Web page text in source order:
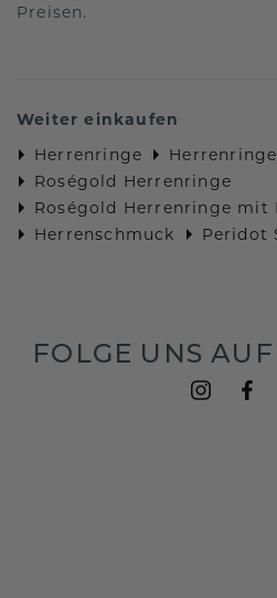
Preisen.
Weiter einkaufen
Herrenringe
Roségold Herrenringe
Roségold Herrenringe mit
Herrenschmuck
Peridot
FOLGE UNS